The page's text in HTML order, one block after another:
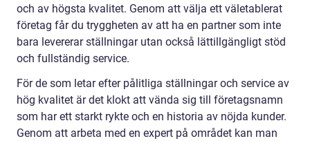
och av högsta kvalitet. Genom att välja ett väletablerat
företag får du tryggheten av att ha en partner som inte
bara levererar ställningar utan också lättillgängligt stöd
och fullständig service.
För de som letar efter pålitliga ställningar och service av
hög kvalitet är det klokt att vända sig till företagsnamn
som har ett starkt rykte och en historia av nöjda kunder.
Genom att arbeta med en expert på området kan man